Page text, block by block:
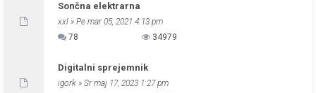
Sončna elektrarna
xxl » Pe mar 05, 2021 4:13 pm
78
34979
Digitalni sprejemnik
igork » Sr maj 17, 2023 1:27 pm